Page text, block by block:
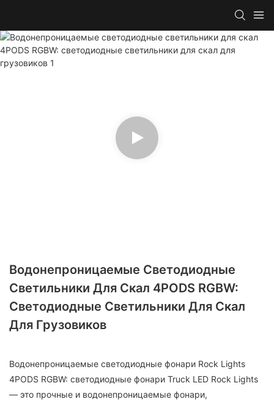
Водонепроницаемые Светодиодные
Светильники Для Скал 4PODS RGBW:
Светодиодные Светильники Для Скал
Для Грузовиков
Водонепроницаемые светодиодные фонари Rock Lights
4PODS RGBW: светодиодные фонари Truck LED Rock Lights
— это прочные и водонепроницаемые фонари,